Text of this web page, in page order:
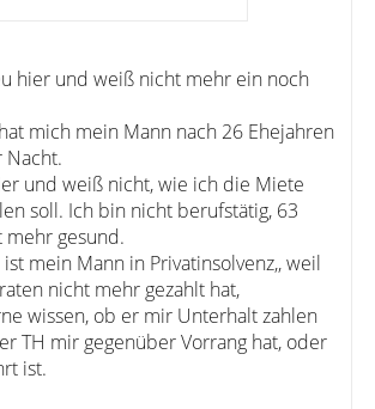
hier und weiß nicht mehr ein noch
mich mein Mann nach 26 Ehejahren
Nacht.
und weiß nicht, wie ich die Miete
soll. Ich bin nicht berufstätig, 63
mehr gesund.
mein Mann in Privatinsolvenz,, weil
nicht mehr gezahlt hat,
wissen, ob er mir Unterhalt zahlen
TH mir gegenüber Vorrang hat, oder
ist.